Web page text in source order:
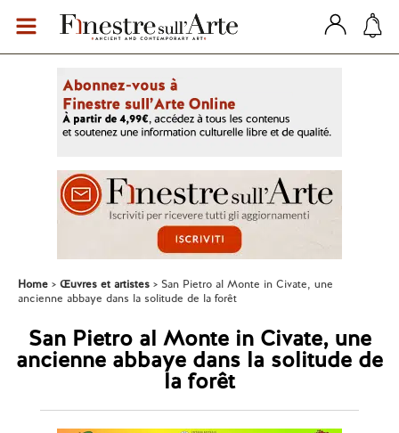
Home Œuvres et artistes
San Pietro al Monte in Civate, une
ancienne abbaye dans la solitude de la forêt
San Pietro al Monte in Civate, une
ancienne abbaye dans la solitude de
la forêt